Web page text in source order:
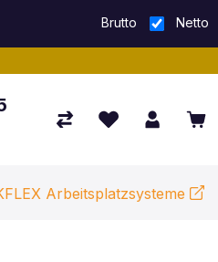
Brutto Netto
Arbeitsplatzsysteme